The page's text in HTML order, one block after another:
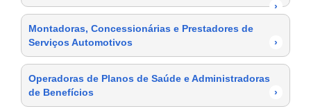
›
Montadoras, Concessionárias e Prestadores de
Serviços Automotivos
›
Operadoras de Planos de Saúde e Administradoras
de Benefícios
›